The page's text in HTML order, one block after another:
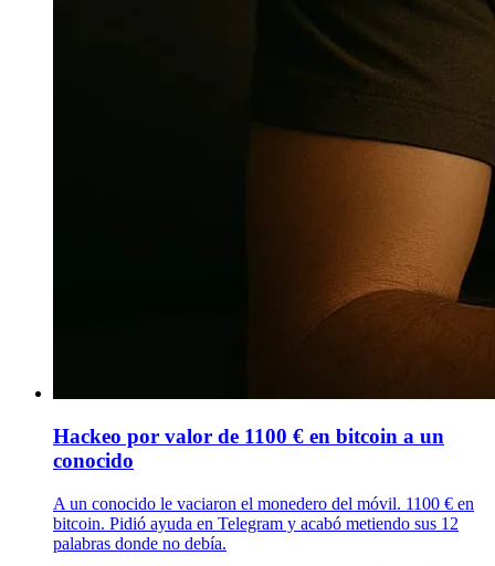
Hackeo por valor de 1100 € en bitcoin a un
conocido
A un conocido le vaciaron el monedero del móvil. 1100 € en
bitcoin. Pidió ayuda en Telegram y acabó metiendo sus 12
palabras donde no debía.